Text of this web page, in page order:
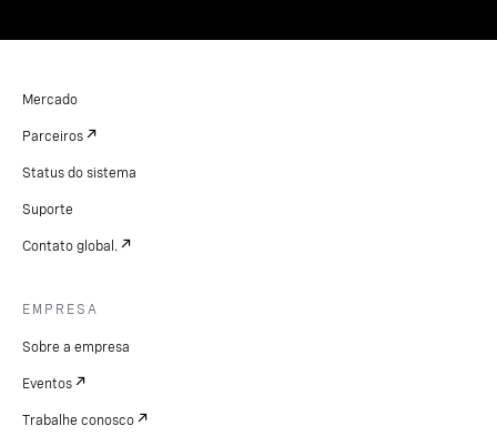
Mercado
Parceiros
Status do sistema
Suporte
Contato global.
EMPRESA
Sobre a empresa
Eventos
Trabalhe conosco